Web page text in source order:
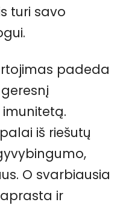
turi savo
padeda
iš riešutų
O svarbiausia
ir